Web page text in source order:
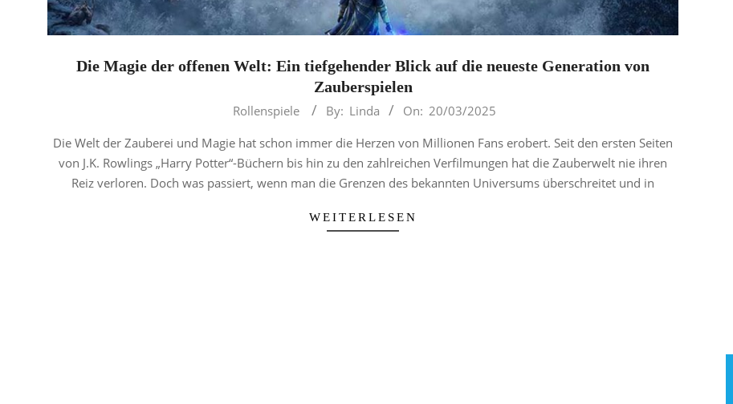
Die Magie der offenen Welt: Ein tiefgehender Blick auf die neueste Generation von
Zauberspielen
20
Rollenspiele By: Linda On: 20/03/2025
Die Welt der Zauberei und Magie hat schon immer die Herzen von Millionen Fans erobert. Seit den ersten Seiten
von J.K. Rowlings „Harry Potter“-Büchern bis hin zu den zahlreichen Verfilmungen hat die Zauberwelt nie ihren
Reiz verloren. Doch was passiert, wenn man die Grenzen des bekannten Universums überschreitet und in
WEITERLESEN